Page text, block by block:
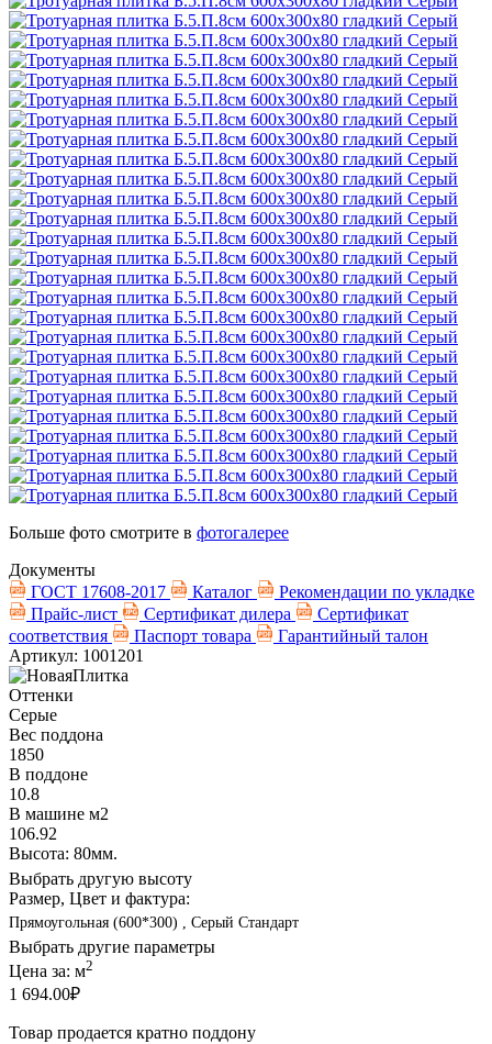
Больше фото смотрите в фотогалерее
Документы
ГОСТ 17608-2017
Каталог
Рекомендации по укладке
Прайс-лист
Сертификат дилера
Сертификат
соответствия
Паспорт товара
Гарантийный талон
Артикул: 1001201
Оттенки
Серые
Вес поддона
1850
В поддоне
10.8
В машине м2
106.92
Высота: 80мм.
Выбрать другую высоту
Размер, Цвет и фактура:
Прямоугольная (600*300) , Серый Стандарт
Выбрать другие параметры
Цена за: м2
1 694.00₽
Товар продается кратно поддону